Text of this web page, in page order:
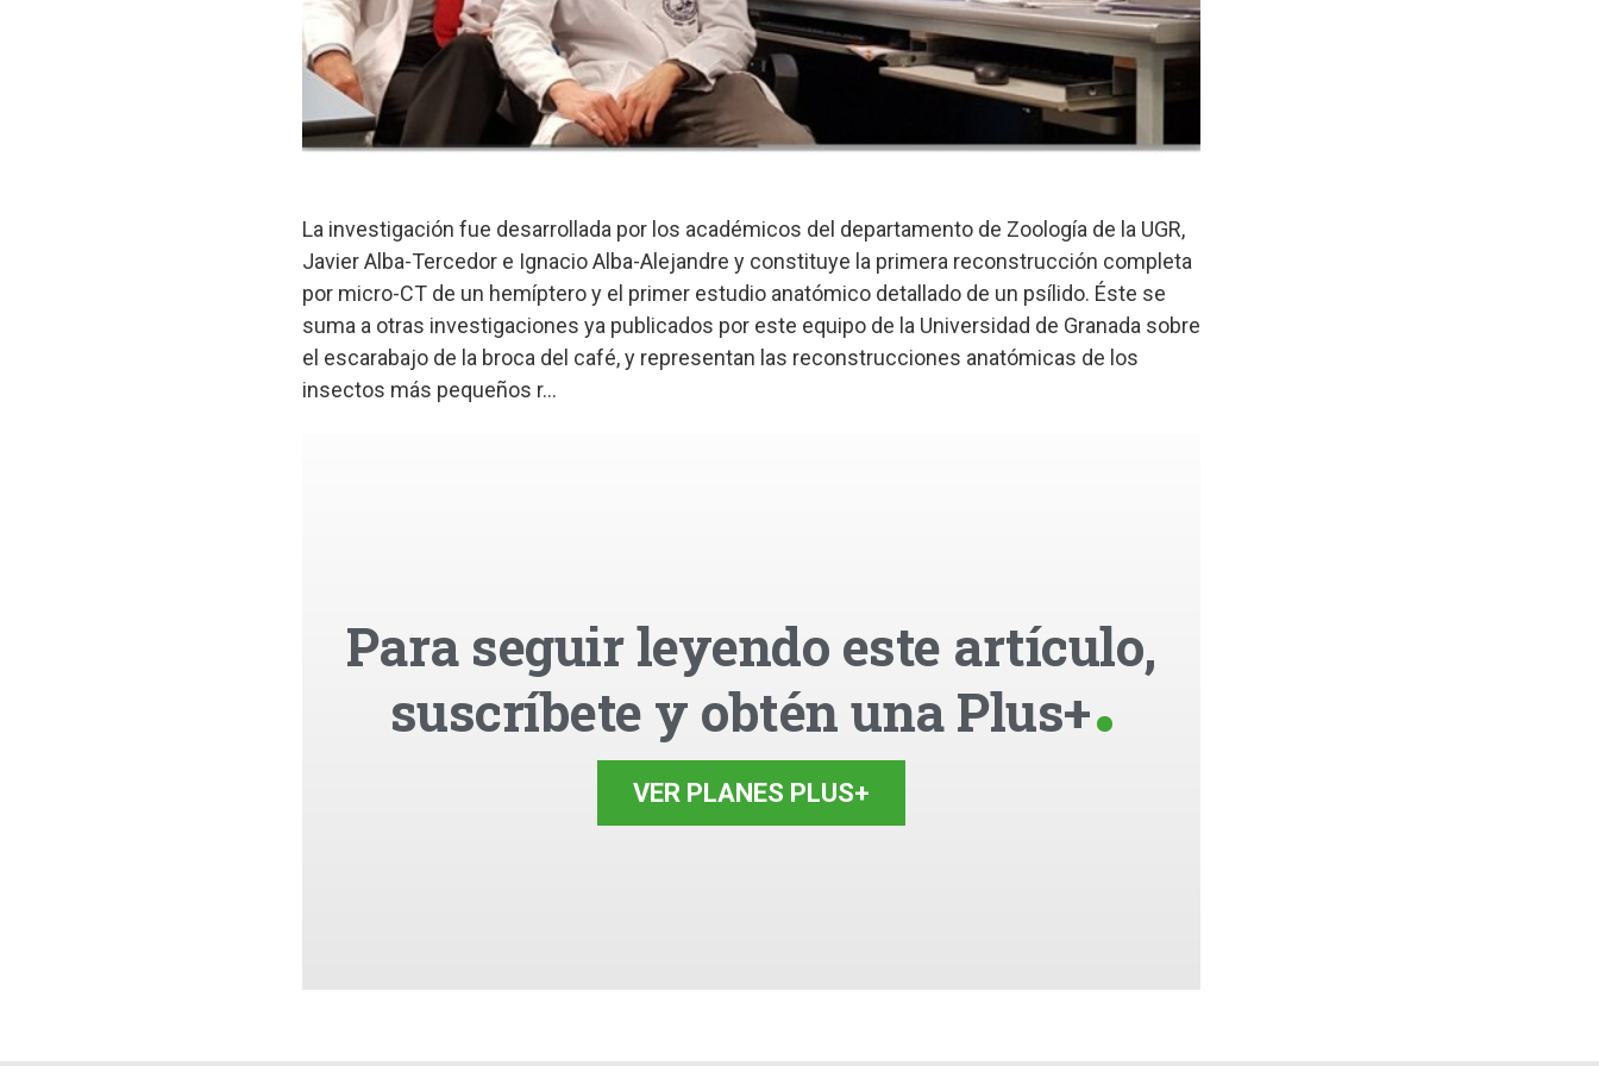
La investigación fue desarrollada por los académicos del departamento de Zoología de la UGR,
Javier Alba-Tercedor e Ignacio Alba-Alejandre y constituye la primera reconstrucción completa
por micro-CT de un hemíptero y el primer estudio anatómico detallado de un psílido. Éste se
suma a otras investigaciones ya publicados por este equipo de la Universidad de Granada sobre
el escarabajo de la broca del café, y representan las reconstrucciones anatómicas de los
insectos más pequeños r...
Para seguir leyendo este artículo,
suscríbete y obtén una Plus+
VER PLANES PLUS+